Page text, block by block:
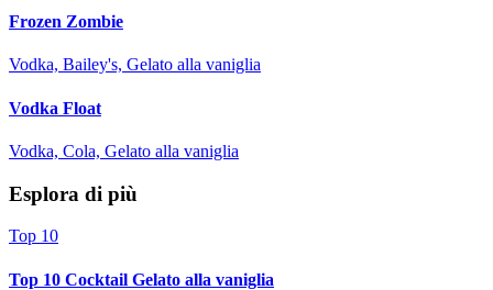
Frozen Zombie
Vodka, Bailey's, Gelato alla vaniglia
Vodka Float
Vodka, Cola, Gelato alla vaniglia
Esplora di più
Top 10
Top 10 Cocktail Gelato alla vaniglia